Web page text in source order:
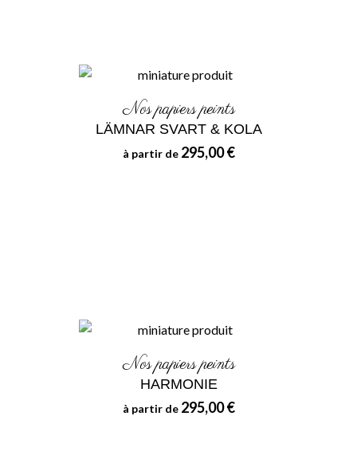
Nos papiers peints
LÄMNAR SVART & KOLA
à partir de 295,00 €
Nos papiers peints
HARMONIE
à partir de 295,00 €